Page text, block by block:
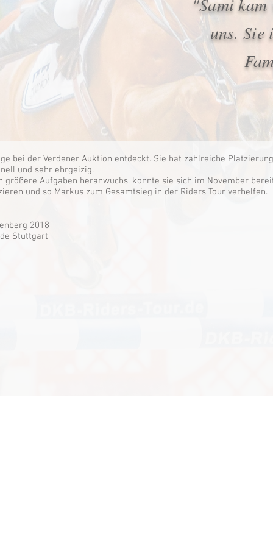
uns. Sie
bei der Verdener Auktion entdeckt. Sie hat zahlreiche
und sehr ehrgeizig.
größere Aufgaben heranwuchs, konnte sie sich im November
und so Markus zum Gesamtsieg in der Riders Tour verhelfen.
2018
Stuttgart